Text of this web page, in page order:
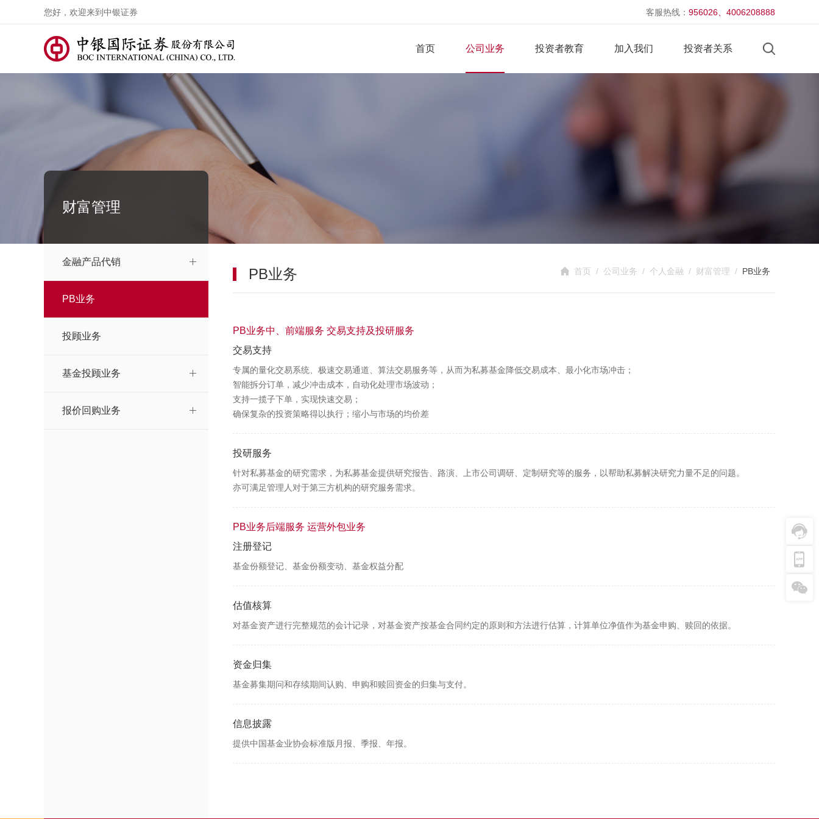
您好，欢迎来到中银证券 客服热线： 956026、4006208888
首页 公司业务 投资者教育 加入我们 投资者关系
财富管理
金融产品代销
PB业务
投顾业务
基金投顾业务
报价回购业务
首页 / 公司业务 / 个人金融 / 财富管理 / PB业务
PB业务
PB业务中、前端服务 交易支持及投研服务
交易支持
专属的量化交易系统、极速交易通道、算法交易服务等，从而为私募基金降低交易成本、最小化市场冲击；
智能拆分订单，减少冲击成本，自动化处理市场波动；
支持一揽子下单，实现快速交易；
确保复杂的投资策略得以执行；缩小与市场的均价差
投研服务
针对私募基金的研究需求，为私募基金提供研究报告、路演、上市公司调研、定制研究等的服务，以帮助私募解决研究力量不足的问题。
亦可满足管理人对于第三方机构的研究服务需求。
PB业务后端服务 运营外包业务
注册登记
基金份额登记、基金份额变动、基金权益分配
估值核算
对基金资产进行完整规范的会计记录，对基金资产按基金合同约定的原则和方法进行估算，计算单位净值作为基金申购、赎回的依据。
资金归集
基金募集期问和存续期间认购、申购和赎回资金的归集与支付。
信息披露
提供中国基金业协会标准版月报、季报、年报。